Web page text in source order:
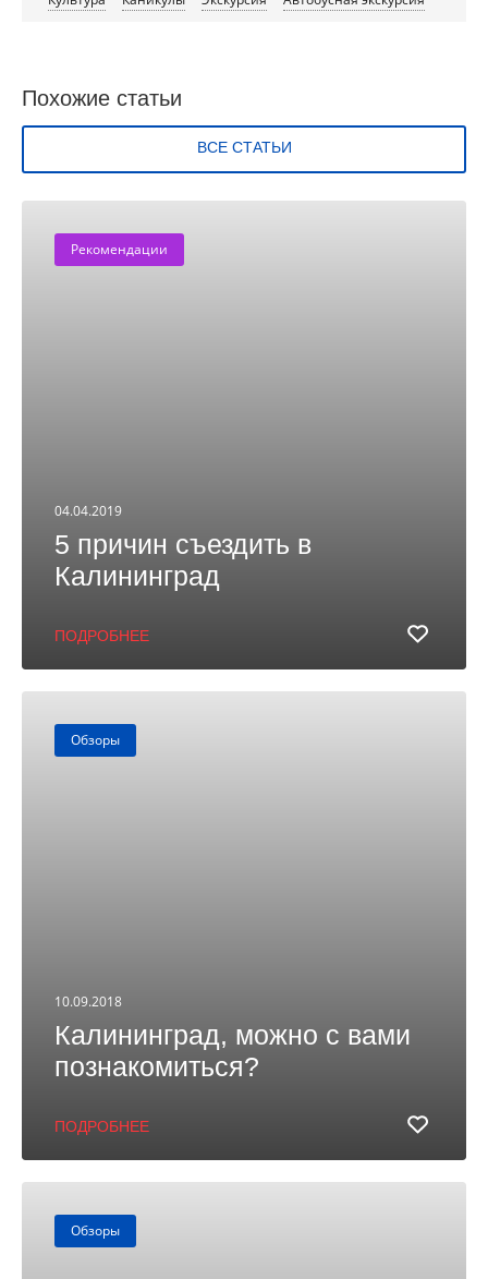
Похожие статьи
ВСЕ СТАТЬИ
Рекомендации
04.04.2019
5 причин съездить в
Калининград
ПОДРОБНЕЕ
Обзоры
10.09.2018
Калининград, можно с вами
познакомиться?
ПОДРОБНЕЕ
Обзоры